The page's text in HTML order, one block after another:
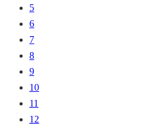
5
6
7
8
9
10
11
12